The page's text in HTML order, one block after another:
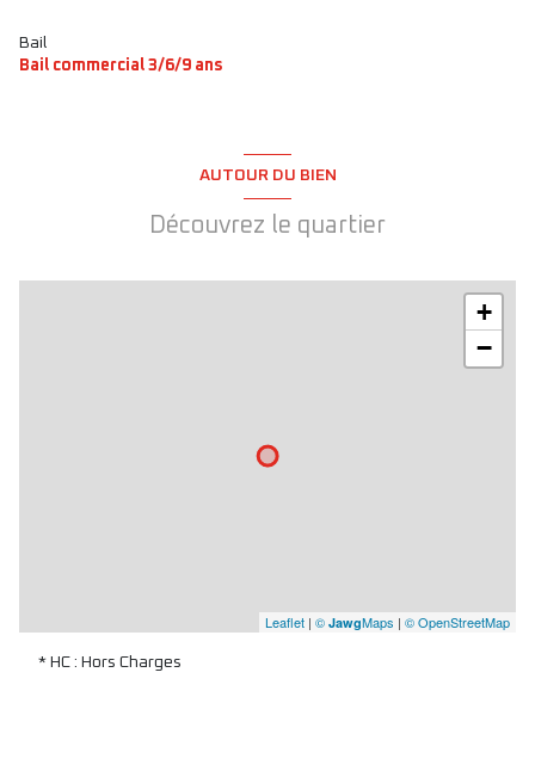
Bail
Bail commercial 3/6/9 ans
AUTOUR DU BIEN
Découvrez le quartier
+
−
Leaflet | © JawgMaps | © OpenStreetMap
* HC : Hors Charges